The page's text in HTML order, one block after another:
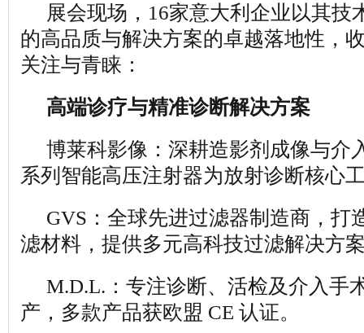
展会现场，16家意大利企业以其技
的高品质与解决方案的卓越落地性，
关注与青睐：
高端诊疗与精准诊断解决方案
博莱科影像：深耕造影剂成像与介
系列智能高压注射器为放射诊断核心
GVS：全球先进过滤器制造商，打
滤材料，提供多元高科技过滤解决方
M.D.L.：专注诊断、活检及介入手
产，多款产品获欧盟 CE 认证。